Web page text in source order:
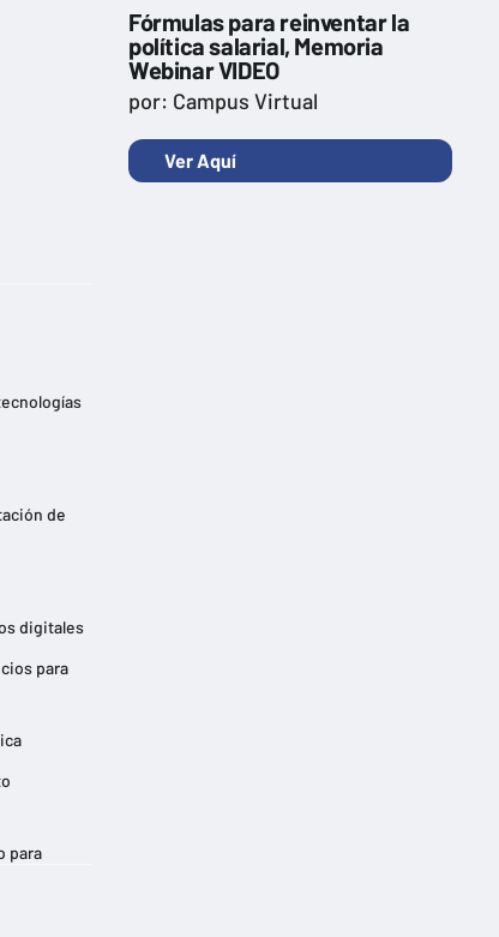
de
digitales
para
para
Fórmulas para reinventar la
política salarial, Memoria
Webinar VIDEO
por: Campus Virtual
Ver Aquí